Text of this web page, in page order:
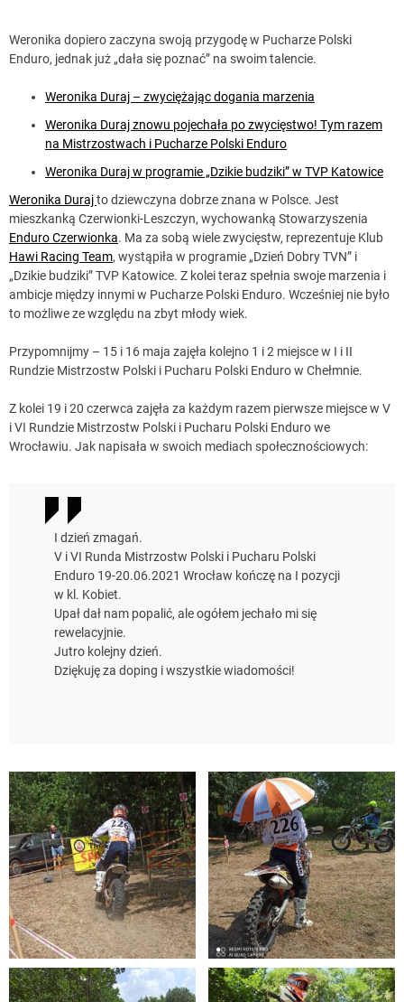
Weronika dopiero zaczyna swoją przygodę w Pucharze Polski
Enduro, jednak już „dała się poznać” na swoim talencie.
Weronika Duraj – zwyciężając dogania marzenia
Weronika Duraj znowu pojechała po zwycięstwo! Tym razem
na Mistrzostwach i Pucharze Polski Enduro
Weronika Duraj w programie „Dzikie budziki” w TVP Katowice
Weronika Durajto dziewczyna dobrze znana w Polsce. Jest
mieszkanką Czerwionki-Leszczyn, wychowanką Stowarzyszenia
Enduro Czerwionka. Ma za sobą wiele zwycięstw, reprezentuje Klub
Hawi Racing Team, wystąpiła w programie „Dzień Dobry TVN” i
„Dzikie budziki” TVP Katowice. Z kolei teraz spełnia swoje marzenia i
ambicje między innymi w Pucharze Polski Enduro. Wcześniej nie było
to możliwe ze względu na zbyt młody wiek.
Przypomnijmy – 15 i 16 maja zajęła kolejno 1 i 2 miejsce w I i II
Rundzie Mistrzostw Polski i Pucharu Polski Enduro w Chełmnie.
Z kolei 19 i 20 czerwca zajęła za każdym razem pierwsze miejsce w V
i VI Rundzie Mistrzostw Polski i Pucharu Polski Enduro we
Wrocławiu. Jak napisała w swoich mediach społecznościowych:
I dzień zmagań.
V i VI Runda Mistrzostw Polski i Pucharu Polski
Enduro 19-20.06.2021 Wrocław kończę na I pozycji
w kl. Kobiet.
Upał dał nam popalić, ale ogółem jechało mi się
rewelacyjnie.
Jutro kolejny dzień.
Dziękuję za doping i wszystkie wiadomości!